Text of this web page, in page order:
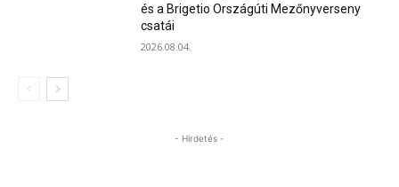
és a Brigetio Országúti Mezőnyverseny
csatái
2026.08.04.
- Hirdetés -